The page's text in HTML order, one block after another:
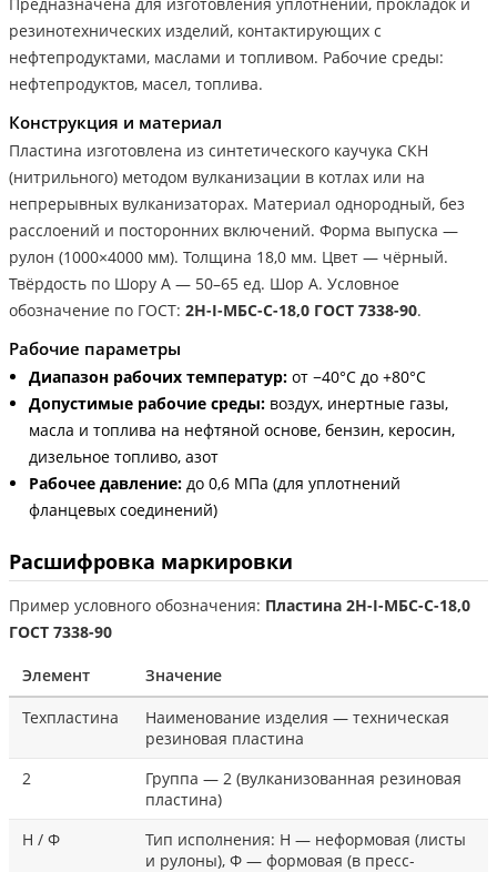
резинотехнических изделий, контактирующих с
нефтепродуктами, маслами и топливом. Рабочие среды:
нефтепродуктов, масел, топлива.
Конструкция и материал
Пластина изготовлена из синтетического каучука СКН
(нитрильного) методом вулканизации в котлах или на
непрерывных вулканизаторах. Материал однородный, без
расслоений и посторонних включений. Форма выпуска —
рулон (1000×4000 мм). Толщина 18,0 мм. Цвет — чёрный.
Твёрдость по Шору А — 50–65 ед. Шор А. Условное
обозначение по ГОСТ: 2Н-I-МБС-С-18,0 ГОСТ 7338-90.
Рабочие параметры
Диапазон рабочих температур: от −40°С до +80°С
Допустимые рабочие среды: воздух, инертные газы,
масла и топлива на нефтяной основе, бензин, керосин,
дизельное топливо, азот
Рабочее давление: до 0,6 МПа (для уплотнений
фланцевых соединений)
Расшифровка маркировки
Пример условного обозначения: Пластина 2Н-I-МБС-С-18,0
ГОСТ 7338-90
Элемент
Значение
Техпластина
Наименование изделия — техническая
резиновая пластина
2
Группа — 2 (вулканизованная резиновая
пластина)
Н / Ф
Тип исполнения: Н — неформовая (листы
и рулоны), Ф — формовая (в пресс-